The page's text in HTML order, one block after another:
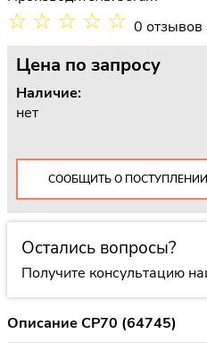
☆ ☆ ☆ ☆ ☆ 0 отзывов
Цена по запросу
Наличие:
нет
СООБЩИТЬ О ПОСТУПЛЕНИИ
Остались вопросы?
Получите консультацию
Описание CP70 (64745)